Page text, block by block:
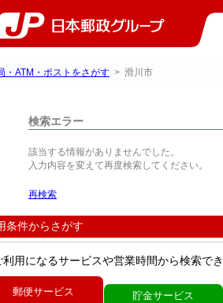
・ATM・ポストをさがす > 滑川市
検索エラー
該当する情報がありませんでした。
入力内容を変えて再度検索してください。
再検索
条件からさがす
利用になるサービスや営業時間から検索でき
郵便サービス 貯金サービス